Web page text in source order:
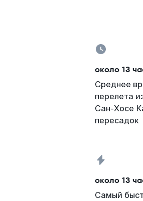
около 13
Среднее
перелета
Сан-Хосе
пересадок
около 13
Самый